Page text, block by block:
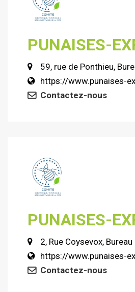
PUNAISES-
59, rue de Ponthieu,
https://www.punaises-
Contactez-nous
PUNAISES-
2, Rue Coysevox,
https://www.punaises-
Contactez-nous